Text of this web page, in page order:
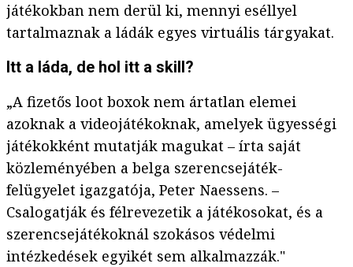
játékokban nem derül ki, mennyi eséllyel
tartalmaznak a ládák egyes virtuális tárgyakat.
Itt a láda, de hol itt a skill?
„A fizetős loot boxok nem ártatlan elemei
azoknak a videojátékoknak, amelyek ügyességi
játékokként mutatják magukat – írta saját
közleményében a belga szerencsejáték-
felügyelet igazgatója, Peter Naessens. –
Csalogatják és félrevezetik a játékosokat, és a
szerencsejátékoknál szokásos védelmi
intézkedések egyikét sem alkalmazzák."